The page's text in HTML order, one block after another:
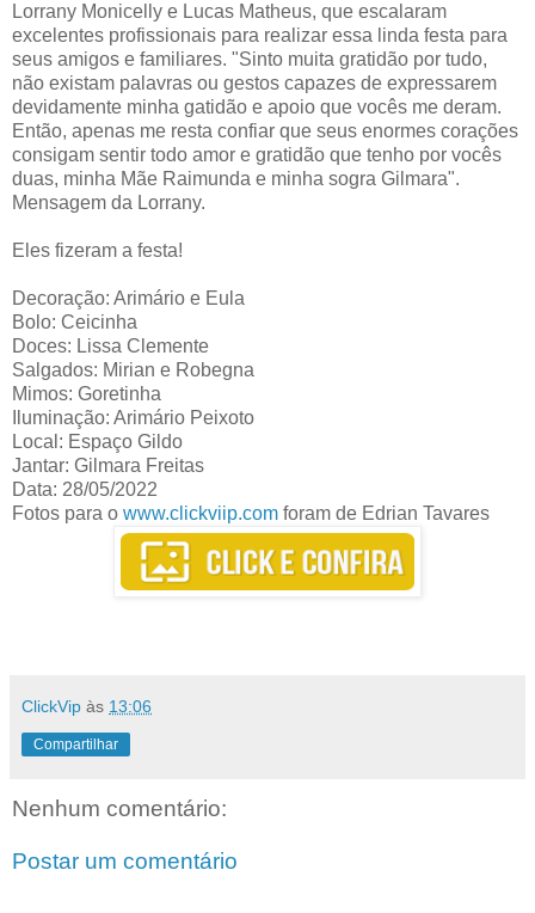
Lorrany Monicelly e Lucas Matheus, que escalaram
excelentes profissionais para realizar essa linda festa para
seus amigos e familiares. "Sinto muita gratidão por tudo,
não existam palavras ou gestos capazes de expressarem
devidamente minha gatidão e apoio que vocês me deram.
Então, apenas me resta confiar que seus enormes corações
consigam sentir todo amor e gratidão que tenho por vocês
duas, minha Mãe Raimunda e minha sogra Gilmara".
Mensagem da Lorrany.
Eles fizeram a festa!
Decoração: Arimário e Eula
Bolo: Ceicinha
Doces: Lissa Clemente
Salgados: Mirian e Robegna
Mimos: Goretinha
Iluminação: Arimário Peixoto
Local: Espaço Gildo
Jantar: Gilmara Freitas
Data: 28/05/2022
Fotos para o www.clickviip.com foram de Edrian Tavares
ClickVip às 13:06
Compartilhar
Nenhum comentário:
Postar um comentário